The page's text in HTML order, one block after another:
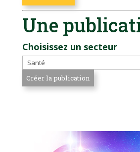
Une
Choisissez un secteur